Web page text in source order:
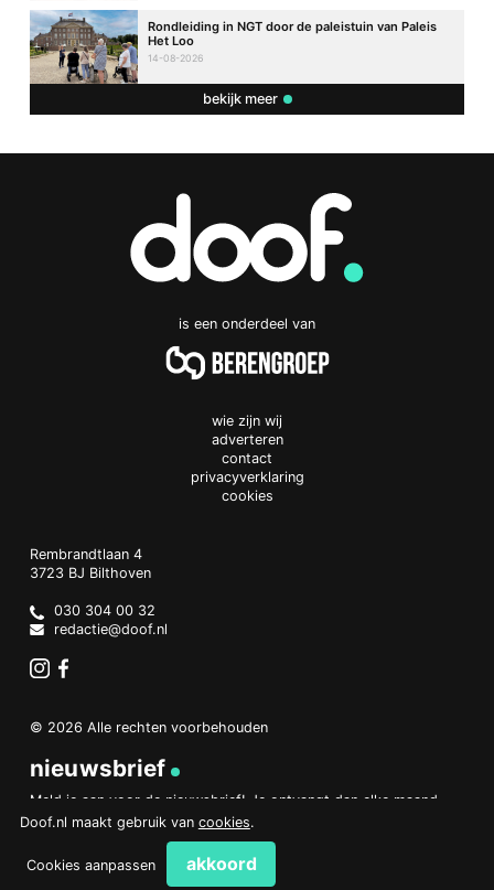
Rondleiding in NGT door de paleistuin van Paleis
Het Loo
14-08-2026
bekijk meer
is een onderdeel van
wie zijn wij
adverteren
contact
privacyverklaring
cookies
Doof.nl
work
Rembrandtlaan 4
3723 BJ Bilthoven
Netherlands
030 304 00 32
redactie@doof.nl
© 2026 Alle rechten voorbehouden
nieuwsbrief
Meld je aan voor de nieuwsbrief! Je ontvangt dan elke maand
een overzicht van het belangrijkste nieuws.
aanmelden
Doof.nl maakt gebruik van cookies.
Cookies aanpassen akkoord